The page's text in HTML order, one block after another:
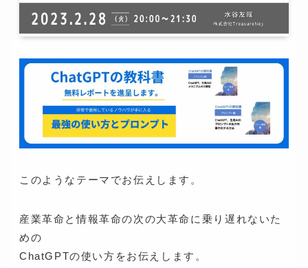
このようなテーマでお伝えします。
産業革命と情報革命の次の大革命に乗り遅れないた
めの
ChatGPTの使い方をお伝えします。